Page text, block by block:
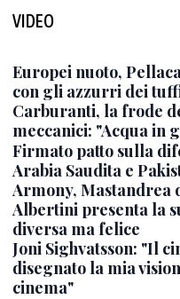
VIDEO
Europei nuoto,
con gli azzurri dei
Carburanti, la frode
meccanici: "Acqua in
Firmato patto sulla
Arabia Saudita e
Armony, Mastandrea
Albertini presenta la
diversa ma felice
Joni Sighvatsson: "Il
disegnato la mia
cinema"